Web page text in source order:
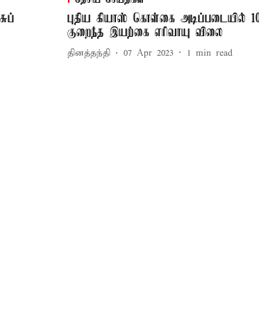
புதிய கியாஸ் கொள்கை அடிப்படையில்
குறைந்த இயற்கை எரிவாயு விலை
தினத்தந்தி 07 Apr 2023 1 min read